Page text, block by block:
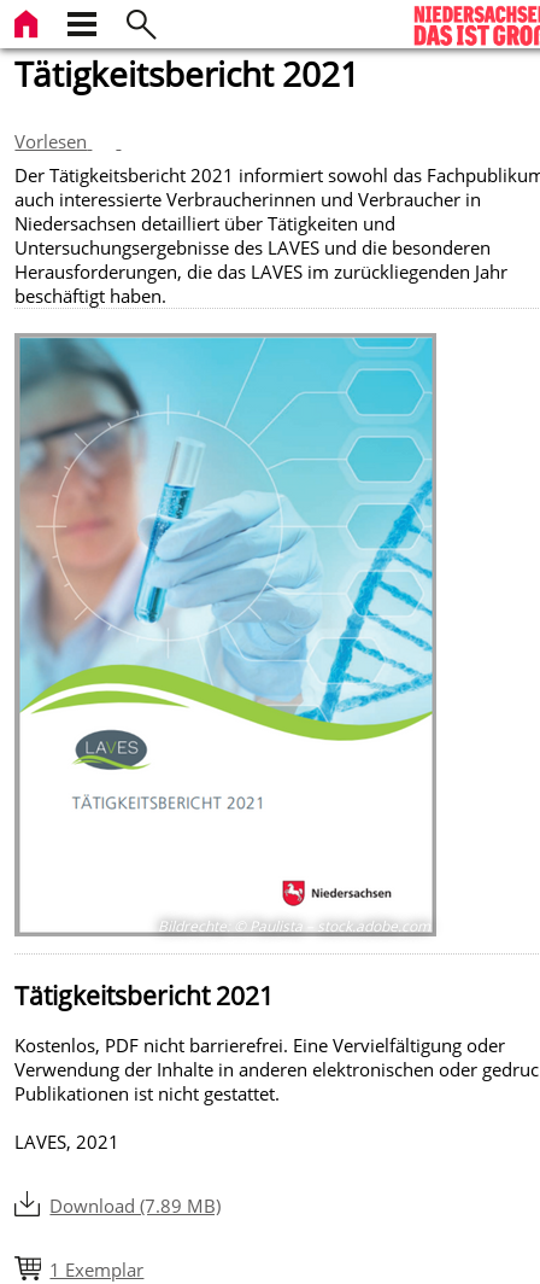
Tätigkeitsbericht 2021
Vorlesen
Der Tätigkeitsbericht 2021 informiert sowohl das
auch interessierte Verbraucherinnen und Verbraucher in
Niedersachsen detailliert über Tätigkeiten und
Untersuchungsergebnisse des LAVES und die besonderen
Herausforderungen, die das LAVES im zurückliegenden Jahr
beschäftigt haben.
Bildrechte: © Paulista – stock.adobe.com
Tätigkeitsbericht 2021
Kostenlos, PDF nicht barrierefrei. Eine Vervielfältigung oder
Verwendung der Inhalte in anderen elektronischen oder
Publikationen ist nicht gestattet.
LAVES, 2021
Download (7.89 MB)
1 Exemplar